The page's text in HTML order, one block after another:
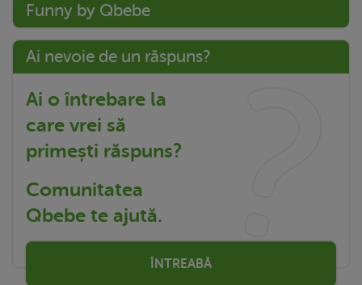
Funny by Qbebe
Ai nevoie de un răspuns?
Ai o întrebare la
care vrei să
primești răspuns?
Comunitatea
Qbebe te ajută.
ÎNTREABĂ